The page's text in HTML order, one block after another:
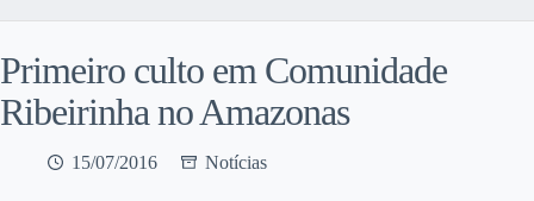
Primeiro culto em Comunidade
Ribeirinha no Amazonas
15/07/2016 Notícias